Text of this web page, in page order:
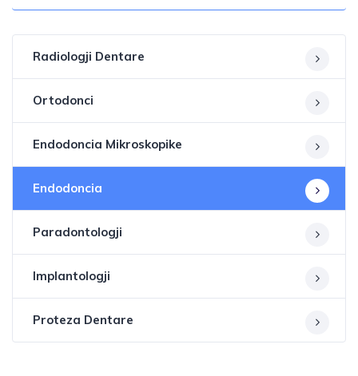
Radiologji Dentare
Ortodonci
Endodoncia Mikroskopike
Endodoncia
Paradontologji
Implantologji
Proteza Dentare